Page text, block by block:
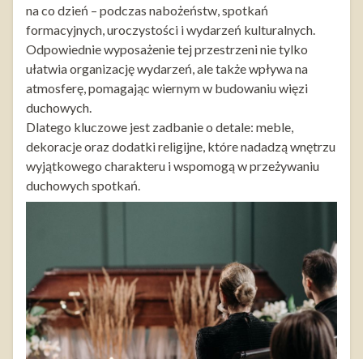
na co dzień – podczas nabożeństw, spotkań
formacyjnych, uroczystości i wydarzeń kulturalnych.
Odpowiednie wyposażenie tej przestrzeni nie tylko
ułatwia organizację wydarzeń, ale także wpływa na
atmosferę, pomagając wiernym w budowaniu więzi
duchowych.
Dlatego kluczowe jest zadbanie o detale: meble,
dekoracje oraz dodatki religijne, które nadadzą wnętrzu
wyjątkowego charakteru i wspomogą w przeżywaniu
duchowych spotkań.